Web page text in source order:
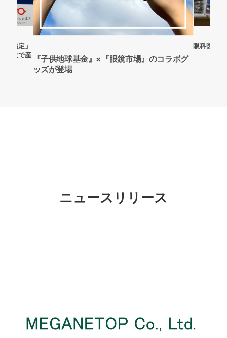
携協定」
建設で産
『子供地球基金』×『眼鏡市場』のコラボグ
ッズが登場
眼科医療
ニュースリリース